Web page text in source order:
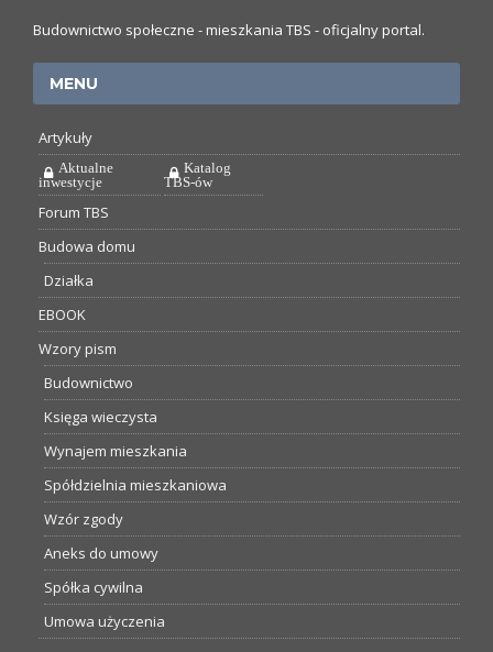
Budownictwo społeczne - mieszkania TBS - oficjalny portal.
MENU
Artykuły
Aktualne
inwestycje
Katalog
TBS-ów
Forum TBS
Budowa domu
Działka
EBOOK
Wzory pism
Budownictwo
Księga wieczysta
Wynajem mieszkania
Spółdzielnia mieszkaniowa
Wzór zgody
Aneks do umowy
Spółka cywilna
Umowa użyczenia